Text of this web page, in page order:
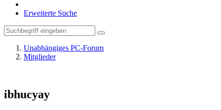
Erweiterte Suche
Unabhängiges PC-Forum
Mitglieder
ibhucyay